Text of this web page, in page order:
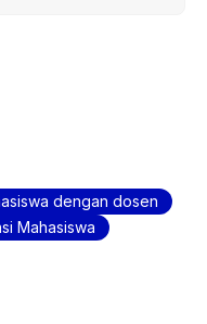
dengan dosen
Mahasiswa